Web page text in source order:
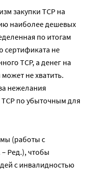
закупки ТСР на
наиболее дешевых
по итогам
сертификата не
ТСР, а денег на
не хватить.
нежелания
по убыточным для
(работы с
Ред.), чтобы
с инвалидностью